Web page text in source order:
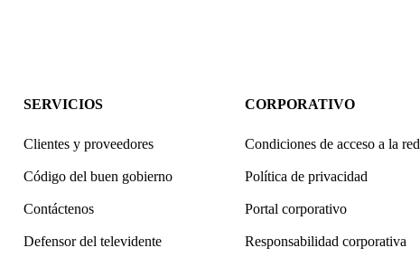
SERVICIOS
Clientes y proveedores
Código del buen gobierno
Contáctenos
Defensor del televidente
CORPORATIVO
Condiciones de acceso a la red
Política de privacidad
Portal corporativo
Responsabilidad corporativa